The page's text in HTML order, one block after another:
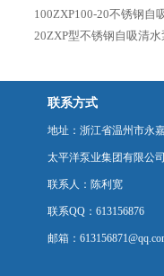
100ZXP100-20不锈钢自
20ZXP型不锈钢自吸清水
联系方式
地址：浙江省温州市永
太平洋泵业集团有限公
联系人：陈利宽
联系QQ：613156876
邮箱：